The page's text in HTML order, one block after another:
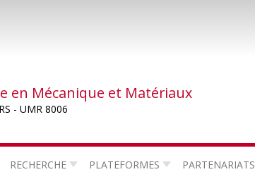
en Mécanique et Matériaux
- UMR 8006
RECHERCHE PLATEFORMES PARTENARIATS